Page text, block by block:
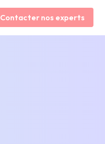
Contacter nos experts